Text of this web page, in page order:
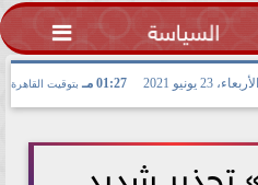
السياسة 
الأربعاء، 23 يونيو 2021 01:27 مـ بتوقيت القاهرة
تحذير شديد ..